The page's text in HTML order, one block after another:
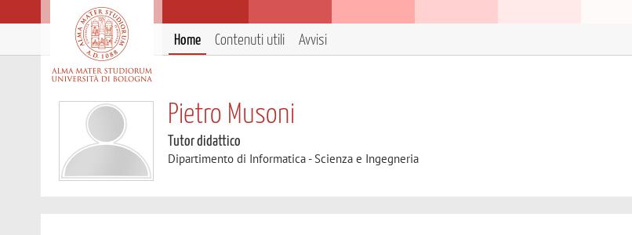
Home Contenuti utili Avvisi
Pietro Musoni
Tutor didattico
Dipartimento di Informatica - Scienza e Ingegneria